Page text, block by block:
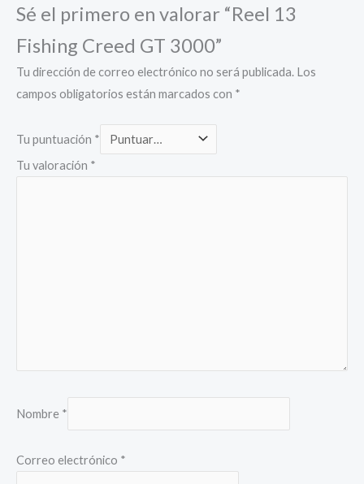
Sé el primero en valorar “Reel 13
Fishing Creed GT 3000”
Tu dirección de correo electrónico no será publicada. Los
campos obligatorios están marcados con *
Tu puntuación *
Tu valoración *
Nombre *
Correo electrónico *